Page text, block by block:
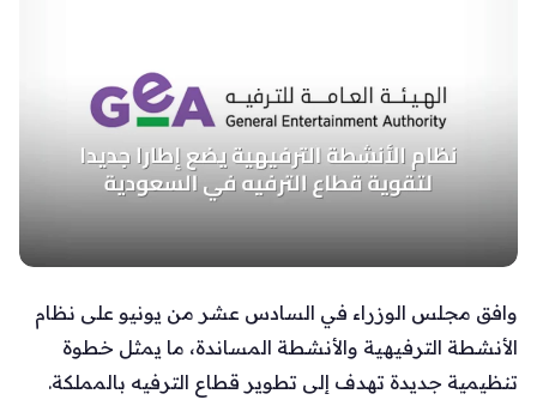
وافق مجلس الوزراء في السادس عشر من يونيو على نظام
الأنشطة الترفيهية والأنشطة المساندة، ما يمثل خطوة
تنظيمية جديدة تهدف إلى تطوير قطاع الترفيه بالمملكة.